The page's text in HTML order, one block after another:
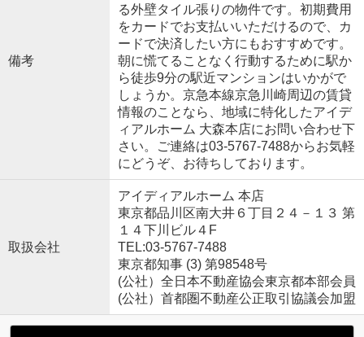
備考
る外壁タイル張りの物件です。初期費用
をカードでお支払いいただけるので、カ
ードで決済したい方にもおすすめです。
朝に慌てることなく行動するために駅か
ら徒歩9分の駅近マンションはいかがで
しょうか。京急本線京急川崎周辺の賃貸
情報のことなら、地域に特化したアイデ
ィアルホーム 大森本店にお問い合わせ下
さい。ご連絡は03-5767-7488からお気軽
にどうぞ、お待ちしております。
取扱会社
アイディアルホーム 本店
東京都品川区南大井６丁目２４－１３ 第
１４下川ビル４F
TEL:03-5767-7488
東京都知事 (3) 第98548号
(公社）全日本不動産協会東京都本部会員
(公社）首都圏不動産公正取引協議会加盟